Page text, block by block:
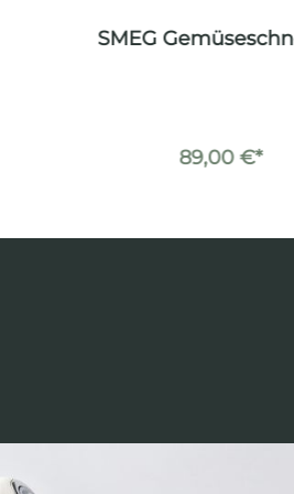
SMEG
89,00 €*